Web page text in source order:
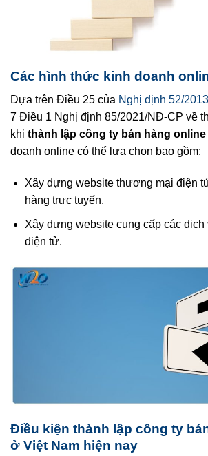
Các hình thức kinh doanh
Dựa trên Điều 25 của Nghị định 52/
7 Điều 1 Nghị định 85/2021/NĐ-CP về
khi thành lập công ty bán hàng online
doanh online có thể lựa chọn bao gồm:
Xây dựng website thương mại điện
hàng trực tuyến.
Xây dựng website cung cấp các
điện tử.
Điều kiện thành lập công ty
ở Việt Nam hiện nay